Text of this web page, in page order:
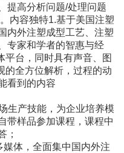
提高分析问题/处理问题
内容独特1.基于美国注塑
内外注塑成型工艺、注塑
专家和学者的智惠与经
平台，同时具有声音、图
的全方位解析，过程的动
看到的内容
生产技能，为企业培养模
带样品参加课程，课程中
；
体，全面集中国内外注